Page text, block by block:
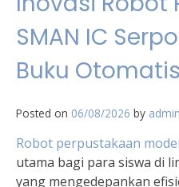
SMAN IC
Buku
Posted on 06/08/2026 by admin
Robot perpustakaan
utama bagi para siswa di
yang mengedepankan